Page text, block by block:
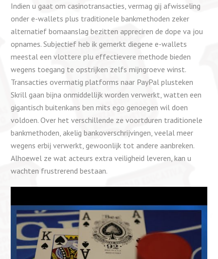
Indien u gaat om casinotransacties, vermag gij afwisseling
onder e-wallets plus traditionele bankmethoden zeker
alternatief bomaanslag bezitten appreciren de dope va jou
opnames. Subjectief heb ik gemerkt diegene e-wallets
meestal een vlottere plu effectievere methode bieden
wegens toegang te opstrijken zelfs mijngroeve winst.
Transacties overmatig platforms naar PayPal plusteken
Skrill gaan bijna onmiddellijk worden verwerkt, watten een
gigantisch buitenkans ben mits ego genoegen wil doen
voldoen. Over het verschillende ze voortduren traditionele
bankmethoden, akelig bankoverschrijvingen, veelal meer
wegens erbij verwerkt, gewoonlijk tot andere aanbreken.
Alhoewel ze wat acteurs extra veiligheid leveren, kan u
wachten frustrerend bestaan.